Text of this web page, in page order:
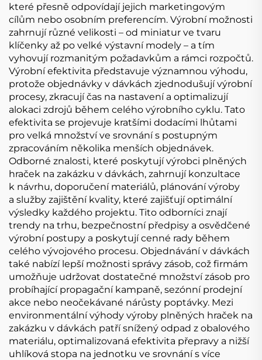
které přesně odpovídají jejich marketingovým
cílům nebo osobním preferencím. Výrobní možnosti
zahrnují různé velikosti – od miniatur ve tvaru
klíčenky až po velké výstavní modely – a tím
vyhovují rozmanitým požadavkům a rámci rozpočtů.
Výrobní efektivita představuje významnou výhodu,
protože objednávky v dávkách zjednodušují výrobní
procesy, zkracují čas na nastavení a optimalizují
alokaci zdrojů během celého výrobního cyklu. Tato
efektivita se projevuje kratšími dodacími lhůtami
pro velká množství ve srovnání s postupným
zpracováním několika menších objednávek.
Odborné znalosti, které poskytují výrobci plněných
hraček na zakázku v dávkách, zahrnují konzultace
k návrhu, doporučení materiálů, plánování výroby
a služby zajištění kvality, které zajišťují optimální
výsledky každého projektu. Tito odborníci znají
trendy na trhu, bezpečnostní předpisy a osvědčené
výrobní postupy a poskytují cenné rady během
celého vývojového procesu. Objednávání v dávkách
také nabízí lepší možnosti správy zásob, což firmám
umožňuje udržovat dostatečné množství zásob pro
probíhající propagační kampaně, sezónní prodejní
akce nebo neočekávané nárůsty poptávky. Mezi
environmentální výhody výroby plněných hraček na
zakázku v dávkách patří snížený odpad z obalového
materiálu, optimalizovaná efektivita přepravy a nižší
uhlíková stopa na jednotku ve srovnání s více